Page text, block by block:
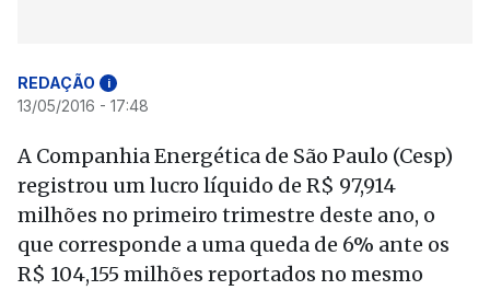
REDAÇÃO i
13/05/2016 - 17:48
A Companhia Energética de São Paulo (Cesp)
registrou um lucro líquido de R$ 97,914
milhões no primeiro trimestre deste ano, o
que corresponde a uma queda de 6% ante os
R$ 104,155 milhões reportados no mesmo